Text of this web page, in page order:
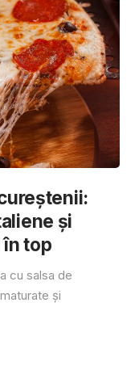
și
top
cu salsa de
și